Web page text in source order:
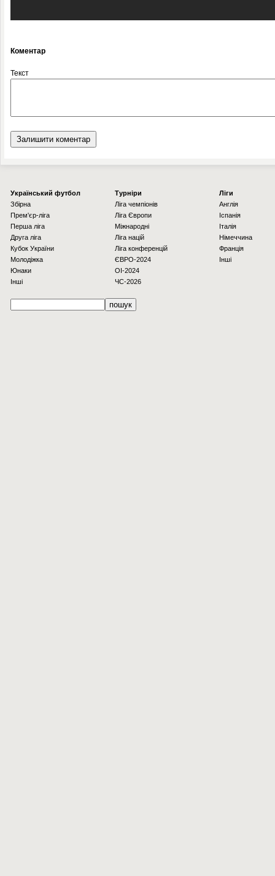
Коментар
Текст
Українcький футбол
Збірна
Прем'єр-ліга
Перша ліга
Друга ліга
Кубок України
Молодіжка
Юнаки
Інші
Турніри
Ліга чемпіонів
Ліга Європи
Міжнародні
Ліга націй
Ліга конференцій
ЄВРО-2024
OI-2024
ЧС-2026
Ліги
Англія
Іспанія
Італія
Німеччина
Франція
Інші